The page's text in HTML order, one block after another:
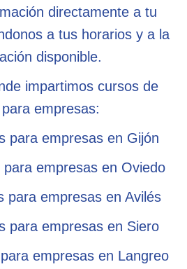
directamente a tu
a tus horarios y a la
disponible.
impartimos cursos de
empresas:
para empresas en Gijón
empresas en Oviedo
para empresas en Avilés
para empresas en Siero
empresas en Langreo